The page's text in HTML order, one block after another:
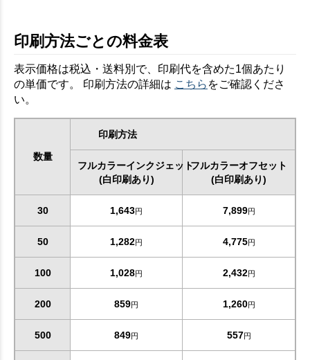
印刷方法ごとの料金表
表示価格は税込・送料別で、印刷代を含めた1個あたり
の単価です。 印刷方法の詳細は こちら をご確認くださ
い。
数量
印刷方法
フルカラーインクジェット
(白印刷あり)
フルカラーオフセット
(白印刷あり)
30 1,643円 7,899円
50 1,282円 4,775円
100 1,028円 2,432円
200 859円 1,260円
500 849円 557円